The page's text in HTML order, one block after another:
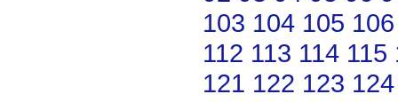
103 104 105 106
112 113 114 115
121 122 123 124